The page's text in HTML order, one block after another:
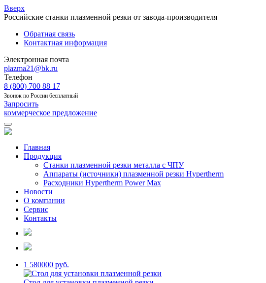
Вверх
Российские станки плазменной резки от завода-производителя
Обратная связь
Контактная информация
Электронная почта
plazma21@bk.ru
Телефон
8 (800) 700 88 17
Звонок по России бесплатный
Запросить
коммерческое предложение
Главная
Продукция
Станки плазменной резки металла с ЧПУ
Аппараты (источники) плазменной резки Hypertherm
Расходники Hypertherm Power Max
Новости
О компании
Сервис
Контакты
1 580000 руб.